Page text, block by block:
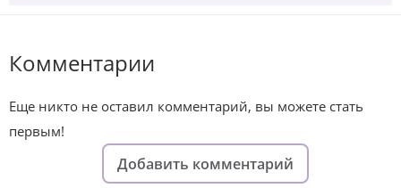
Комментарии
Еще никто не оставил комментарий, вы можете стать
первым!
Добавить комментарий